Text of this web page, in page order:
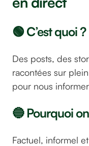
🟢 C’est quoi ?
Des posts, des
racontées sur
pour nous
🔵 Pourquoi
Factuel, informel